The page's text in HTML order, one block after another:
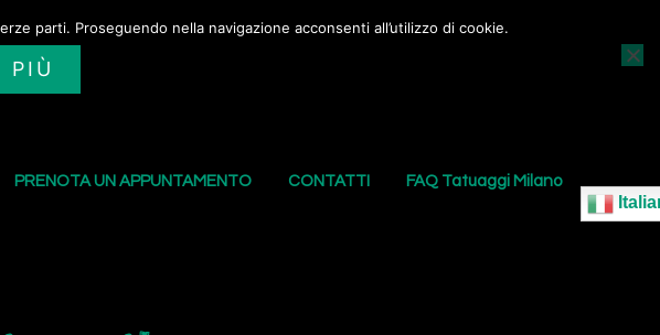
I NOSTRI TATUAGGI
PRENOTA UN APPUNTAMENTO CONTATTI FAQ Tatuaggi Milano
parti. Proseguendo nella navigazione acconsenti all’utilizzo di cookie.
PIÙ